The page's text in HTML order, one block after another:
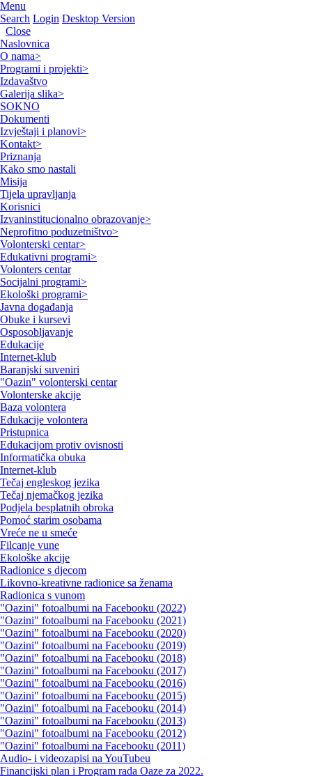
Menu
Search Login Desktop Version
Close
Naslovnica
O nama>
Programi i projekti>
Izdavaštvo
Galerija slika>
SOKNO
Dokumenti
Izvještaji i planovi>
Kontakt>
Priznanja
Kako smo nastali
Misija
Tijela upravljanja
Korisnici
Izvaninstitucionalno obrazovanje>
Neprofitno poduzetništvo>
Volonterski centar>
Edukativni programi>
Volonters centar
Socijalni programi>
Ekološki programi>
Javna događanja
Obuke i kursevi
Osposobljavanje
Edukacije
Internet-klub
Baranjski suveniri
"Oazin" volonterski centar
Volonterske akcije
Baza volontera
Edukacije volontera
Pristupnica
Edukacijom protiv ovisnosti
Informatička obuka
Internet-klub
Tečaj engleskog jezika
Tečaj njemačkog jezika
Podjela besplatnih obroka
Pomoć starim osobama
Vreće ne u smeće
Filcanje vune
Ekološke akcije
Radionice s djecom
Likovno-kreativne radionice sa ženama
Radionica s vunom
"Oazini" fotoalbumi na Facebooku (2022)
"Oazini" fotoalbumi na Facebooku (2021)
"Oazini" fotoalbumi na Facebooku (2020)
"Oazini" fotoalbumi na Facebooku (2019)
"Oazini" fotoalbumi na Facebooku (2018)
"Oazini" fotoalbumi na Facebooku (2017)
"Oazini" fotoalbumi na Facebooku (2016)
"Oazini" fotoalbumi na Facebooku (2015)
"Oazini" fotoalbumi na Facebooku (2014)
"Oazini" fotoalbumi na Facebooku (2013)
"Oazini" fotoalbumi na Facebooku (2012)
"Oazini" fotoalbumi na Facebooku (2011)
Audio- i videozapisi na YouTubeu
Financijski plan i Program rada Oaze za 2022.